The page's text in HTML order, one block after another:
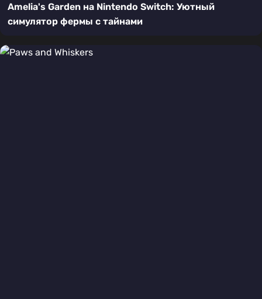
Amelia's Garden на Nintendo Switch: Уютный
симулятор фермы с тайнами